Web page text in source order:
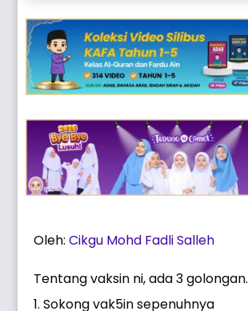
Oleh:Cikgu Mohd Fadli Salleh
Tentang vaksin ni, ada 3 golongan.
1. Sokong vak5in sepenuhnya